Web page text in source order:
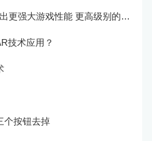
OPPO Find Z2将推出更强大游戏性能 更高级别的音频技术
技术应用？
个按钮去掉